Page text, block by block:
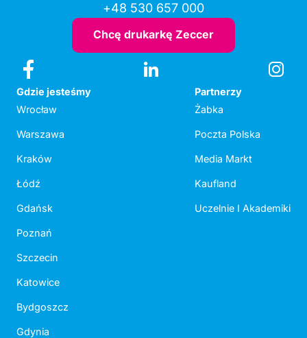
+48 530 657 000
Chcę drukarkę Zeccer
Gdzie jesteśmy
Wrocław
Warszawa
Kraków
Łódź
Gdańsk
Poznań
Szczecin
Katowice
Bydgoszcz
Gdynia
Partnerzy
Żabka
Poczta Polska
Media Markt
Kaufland
Uczelnie I Akademiki